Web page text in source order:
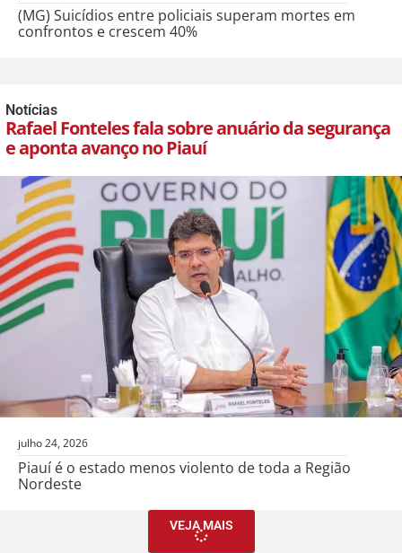
(MG) Suicídios entre policiais superam mortes em
confrontos e crescem 40%
Notícias
Rafael Fonteles fala sobre anuário da segurança
e aponta avanço no Piauí
julho 24, 2026
Piauí é o estado menos violento de toda a Região
Nordeste
VEJA MAIS